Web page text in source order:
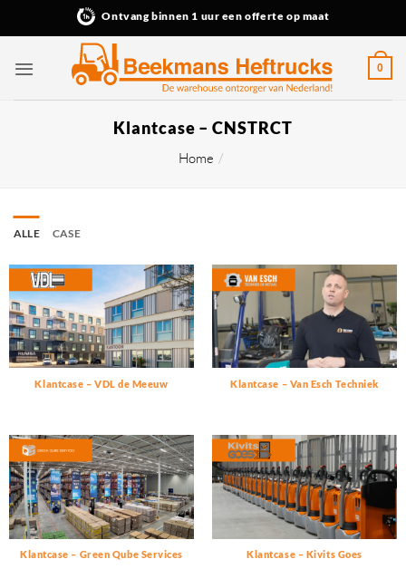
Ontvang binnen 1 uur een offerte op maat
0
Klantcase – CNSTRCT
Home /
ALLE CASE
Klantcase – VDL de Meeuw Klantcase – Van Esch Techniek
Klantcase – Green Qube Services Klantcase – Kivits Goes